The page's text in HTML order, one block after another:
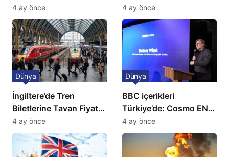
kriz: Büyükelçilikten
açıklama!
4 ay önce
Günlük Kaos Kapıda
4 ay önce
İngiltere’de Tren
Biletlerine Tavan Fiyat:
Ulaşımda Yeni
Düzenleme
Dünya
4 ay önce
BBC içerikleri
Türkiye’de: Cosmo EN
ve BBC Player yayında
Dünya
4 ay önce